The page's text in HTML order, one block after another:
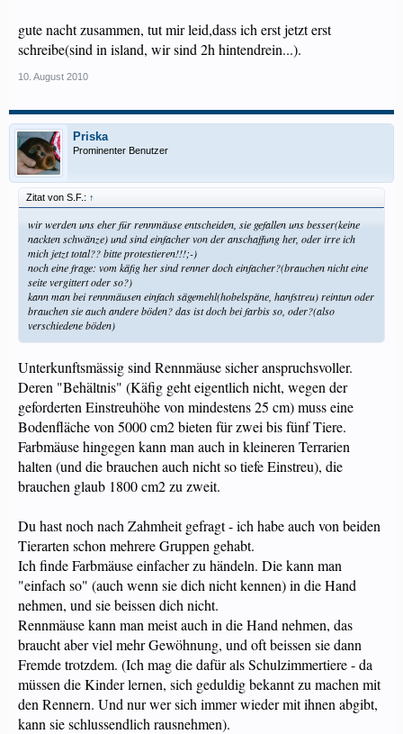
gute nacht zusammen, tut mir leid,dass ich erst jetzt erst
schreibe(sind in island, wir sind 2h hintendrein...).
10. August 2010
Priska
Prominenter Benutzer
Zitat von S.F.: ↑
wir werden uns eher für rennmäuse entscheiden, sie gefallen uns besser(keine
nackten schwänze) und sind einfacher von der anschaffung her, oder irre ich
mich jetzt total?? bitte protestieren!!!;-)
noch eine frage: vom käfig her sind renner doch einfacher?(brauchen nicht eine
seite vergittert oder so?)
kann man bei rennmäusen einfach sägemehl(hobelspäne, hanfstreu) reintun oder
brauchen sie auch andere böden? das ist doch bei farbis so, oder?(also
verschiedene böden)
Unterkunftsmässig sind Rennmäuse sicher anspruchsvoller.
Deren "Behältnis" (Käfig geht eigentlich nicht, wegen der
geforderten Einstreuhöhe von mindestens 25 cm) muss eine
Bodenfläche von 5000 cm2 bieten für zwei bis fünf Tiere.
Farbmäuse hingegen kann man auch in kleineren Terrarien
halten (und die brauchen auch nicht so tiefe Einstreu), die
brauchen glaub 1800 cm2 zu zweit.
Du hast noch nach Zahmheit gefragt - ich habe auch von beiden
Tierarten schon mehrere Gruppen gehabt.
Ich finde Farbmäuse einfacher zu händeln. Die kann man
"einfach so" (auch wenn sie dich nicht kennen) in die Hand
nehmen, und sie beissen dich nicht.
Rennmäuse kann man meist auch in die Hand nehmen, das
braucht aber viel mehr Gewöhnung, und oft beissen sie dann
Fremde trotzdem. (Ich mag die dafür als Schulzimmertiere - da
müssen die Kinder lernen, sich geduldig bekannt zu machen mit
den Rennern. Und nur wer sich immer wieder mit ihnen abgibt,
kann sie schlussendlich rausnehmen).